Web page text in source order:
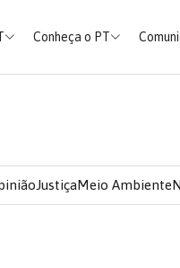
Conheça o PT
JustiçaMeio Ambiente